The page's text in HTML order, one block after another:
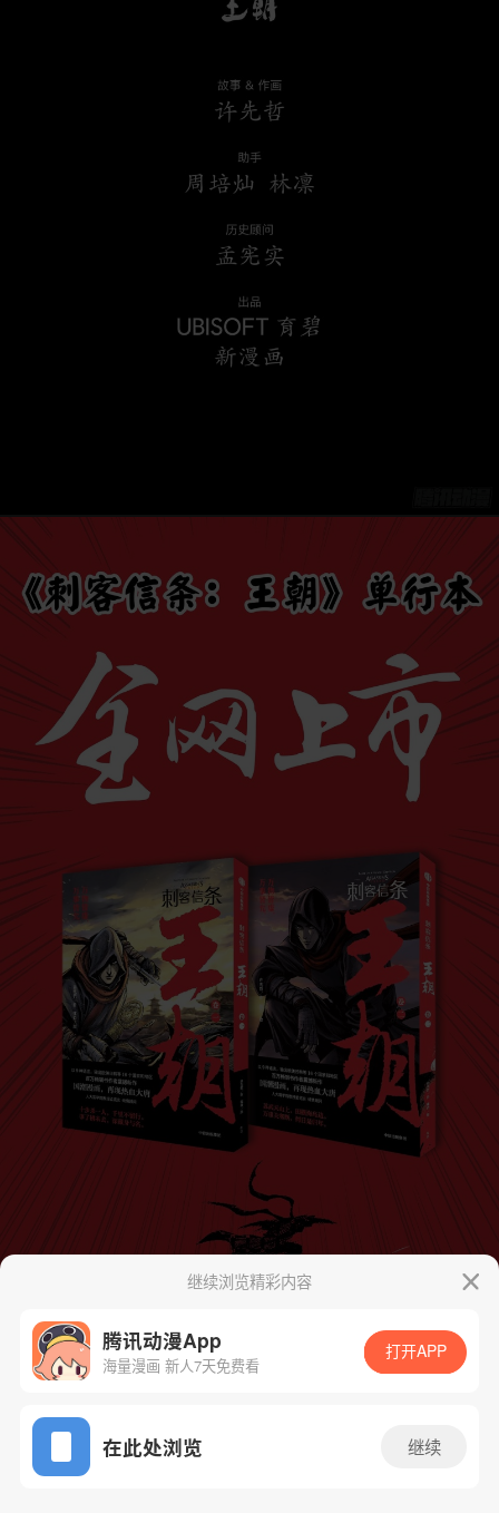
App免费看
继续浏览精彩内容
腾讯动漫App
海量漫画 新人7天免费看
打开APP
在此处浏览 继续